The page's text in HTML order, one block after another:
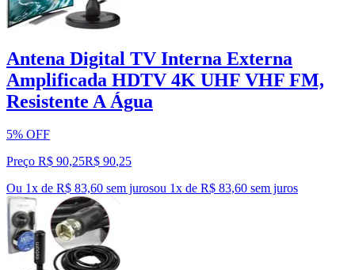
Antena Digital TV Interna Externa
Amplificada HDTV 4K UHF VHF FM,
Resistente A Água
5% OFF
Preço R$ 90,25R$ 90,25
Ou 1x de R$ 83,60 sem jurosou 1x de R$ 83,60 sem juros